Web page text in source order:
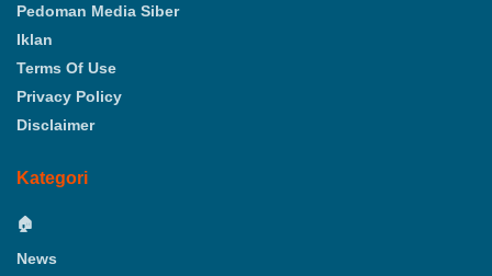
Pedoman Media Siber
Iklan
Terms Of Use
Privacy Policy
Disclaimer
Kategori
🏠
News